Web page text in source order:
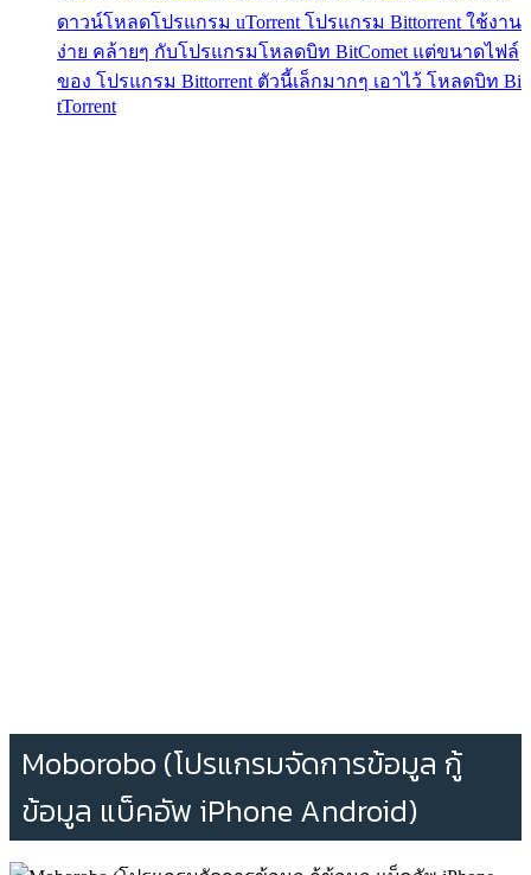
ดาวน์โหลดโปรแกรม uTorrent โปรแกรม Bittorrent ใช้งาน
ง่าย คล้ายๆ กับโปรแกรมโหลดบิท BitComet แต่ขนาดไฟล์
ของ โปรแกรม Bittorrent ตัวนี้เล็กมากๆ เอาไว้ โหลดบิท Bi
tTorrent
Moborobo (โปรแกรมจัดการข้อมูล กู้
ข้อมูล แบ็คอัพ iPhone Android)